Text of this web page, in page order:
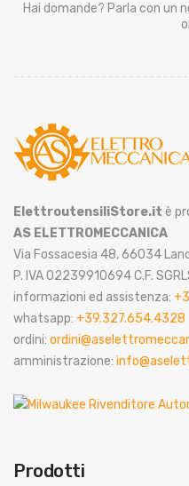
Hai domande? Parla con un
ElettroutensiliStore.it è
AS ELETTROMECCANICA
Via Fossacesia 48, 66034
P. IVA 02239910694 C.F.
informazioni ed assistenza:
whatsapp: +39.327.654.4328
ordini:
amministrazione:
Prodotti